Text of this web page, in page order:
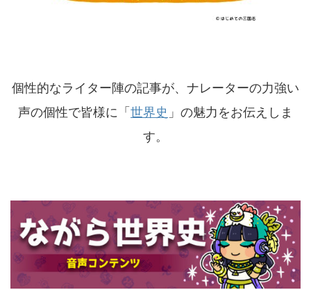
個性的なライター陣の記事が、ナレーターの力強い
声の個性で皆様に「 世界史 」の魅力をお伝えしま
す。